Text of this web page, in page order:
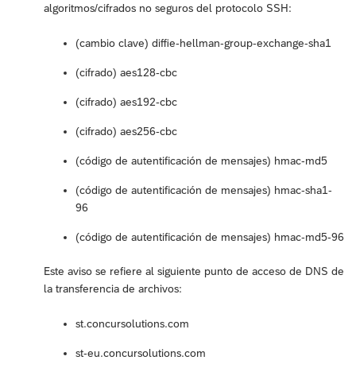
algoritmos/cifrados no seguros del protocolo SSH:
(cambio clave) diffie-hellman-group-exchange-sha1
(cifrado) aes128-cbc
(cifrado) aes192-cbc
(cifrado) aes256-cbc
(código de autentificación de mensajes) hmac-md5
(código de autentificación de mensajes) hmac-sha1-
96
(código de autentificación de mensajes) hmac-md5-96
Este aviso se refiere al siguiente punto de acceso de DNS de
la transferencia de archivos:
st.concursolutions.com
st-eu.concursolutions.com